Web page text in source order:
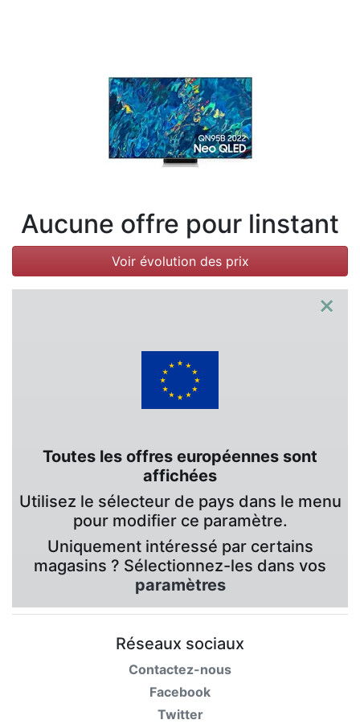
Aucune offre pour linstant
Voir évolution des prix
×
Toutes les offres européennes sont
affichées
Utilisez le sélecteur de pays dans le menu
pour modifier ce paramètre.
Uniquement intéressé par certains
magasins ? Sélectionnez-les dans vos
paramètres
Réseaux sociaux
Contactez-nous
Facebook
Twitter